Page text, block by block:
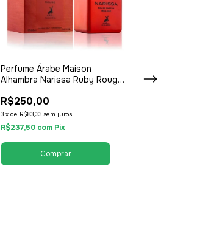
Perfume Árabe Maison
Alhambra Narissa Ruby Rouge
Unissex / Compartilhável
R$250,00
3 xde R$83,33 sem juros
R$237,50 com Pix